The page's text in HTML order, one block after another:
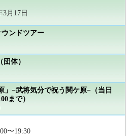
3月17日
ウンドツアー
体）
」−武将気分で祝う関ケ原−（当日
まで）
〜19:30